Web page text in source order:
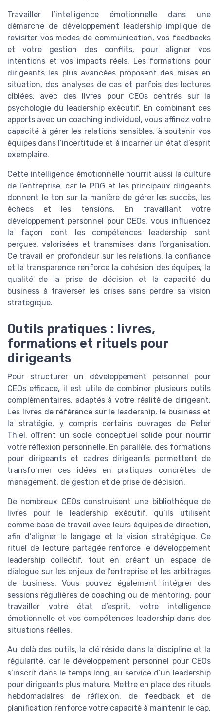
Travailler l’intelligence émotionnelle dans une
démarche de développement leadership implique de
revisiter vos modes de communication, vos feedbacks
et votre gestion des conflits, pour aligner vos
intentions et vos impacts réels. Les formations pour
dirigeants les plus avancées proposent des mises en
situation, des analyses de cas et parfois des lectures
ciblées, avec des livres pour CEOs centrés sur la
psychologie du leadership exécutif. En combinant ces
apports avec un coaching individuel, vous affinez votre
capacité à gérer les relations sensibles, à soutenir vos
équipes dans l’incertitude et à incarner un état d’esprit
exemplaire.
Cette intelligence émotionnelle nourrit aussi la culture
de l’entreprise, car le PDG et les principaux dirigeants
donnent le ton sur la manière de gérer les succès, les
échecs et les tensions. En travaillant votre
développement personnel pour CEOs, vous influencez
la façon dont les compétences leadership sont
perçues, valorisées et transmises dans l’organisation.
Ce travail en profondeur sur les relations, la confiance
et la transparence renforce la cohésion des équipes, la
qualité de la prise de décision et la capacité du
business à traverser les crises sans perdre sa vision
stratégique.
Outils pratiques : livres,
formations et rituels pour
dirigeants
Pour structurer un développement personnel pour
CEOs efficace, il est utile de combiner plusieurs outils
complémentaires, adaptés à votre réalité de dirigeant.
Les livres de référence sur le leadership, le business et
la stratégie, y compris certains ouvrages de Peter
Thiel, offrent un socle conceptuel solide pour nourrir
votre réflexion personnelle. En parallèle, des formations
pour dirigeants et cadres dirigeants permettent de
transformer ces idées en pratiques concrètes de
management, de gestion et de prise de décision.
De nombreux CEOs construisent une bibliothèque de
livres pour le leadership exécutif, qu’ils utilisent
comme base de travail avec leurs équipes de direction,
afin d’aligner le langage et la vision stratégique. Ce
rituel de lecture partagée renforce le développement
leadership collectif, tout en créant un espace de
dialogue sur les enjeux de l’entreprise et les arbitrages
de business. Vous pouvez également intégrer des
sessions régulières de coaching ou de mentoring, pour
travailler votre état d’esprit, votre intelligence
émotionnelle et vos compétences leadership dans des
situations réelles.
Au delà des outils, la clé réside dans la discipline et la
régularité, car le développement personnel pour CEOs
s’inscrit dans le temps long, au service d’un leadership
pour dirigeants plus mature. Mettre en place des rituels
hebdomadaires de réflexion, de feedback et de
planification renforce votre capacité à maintenir le cap,